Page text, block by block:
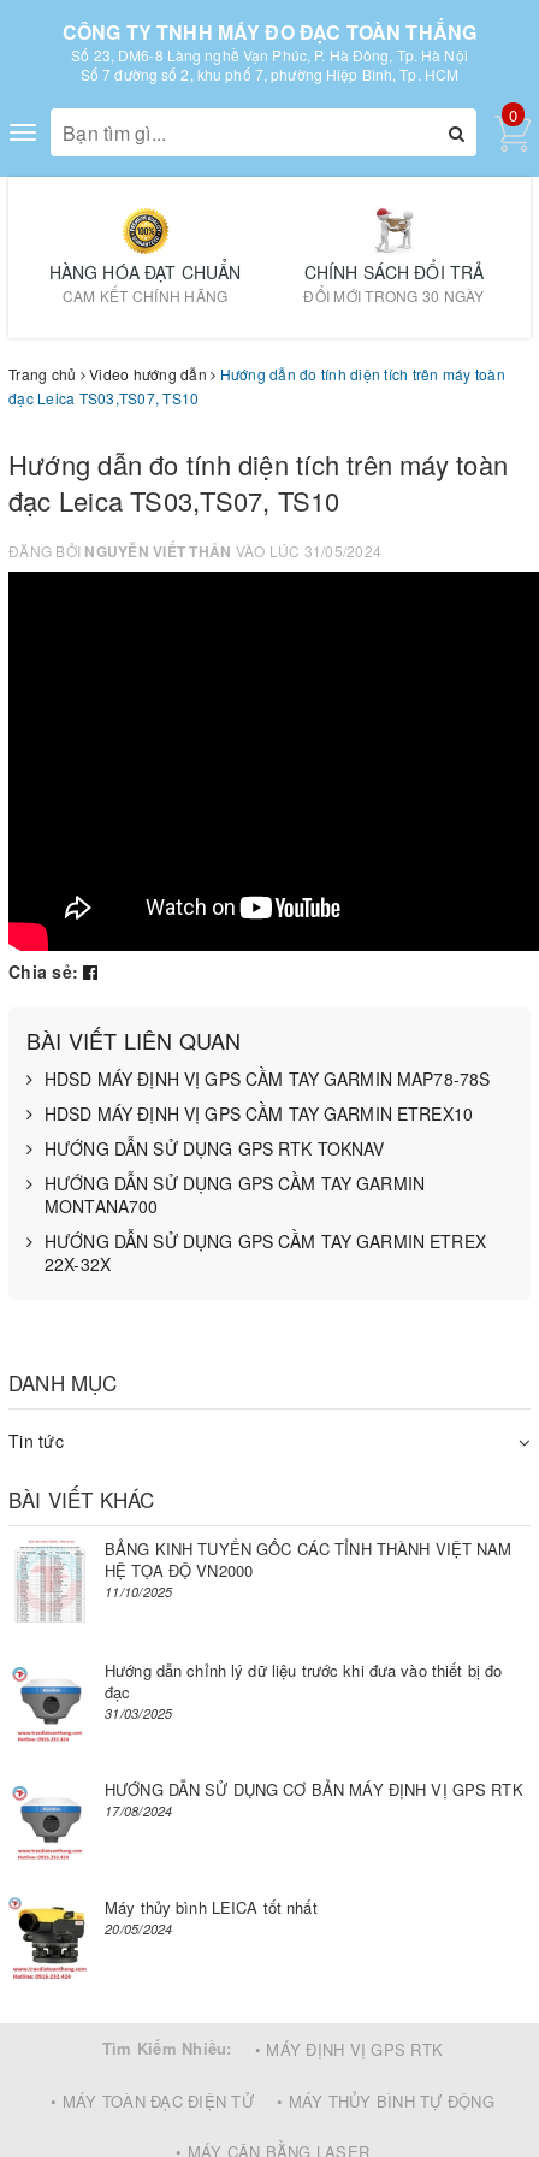
CÔNG TY TNHH MÁY ĐO ĐẠC TOÀN THẮNG
Số 23, DM6-8 Làng nghề Vạn Phúc, P. Hà Đông, Tp. Hà Nội
Số 7 đường số 2, khu phố 7, phường Hiệp Bình, Tp. HCM
Toggle
navigation
0
HÀNG HÓA ĐẠT CHUẨN
CAM KẾT CHÍNH HÃNG
CHÍNH SÁCH ĐỔI TRẢ
ĐỔI MỚI TRONG 30 NGÀY
Trang chủ Video hướng dẫn
Hướng dẫn đo tính diện tích trên máy toàn
đạc Leica TS03,TS07, TS10
Hướng dẫn đo tính diện tích trên máy toàn
đạc Leica TS03,TS07, TS10
ĐĂNG BỞI NGUYỄN VIẾT THẢN VÀO LÚC 31/05/2024
Chia sẻ:
BÀI VIẾT LIÊN QUAN
HDSD MÁY ĐỊNH VỊ GPS CẦM TAY GARMIN MAP78-78S
HDSD MÁY ĐỊNH VỊ GPS CẦM TAY GARMIN ETREX10
HƯỚNG DẪN SỬ DỤNG GPS RTK TOKNAV
HƯỚNG DẪN SỬ DỤNG GPS CẦM TAY GARMIN
MONTANA700
HƯỚNG DẪN SỬ DỤNG GPS CẦM TAY GARMIN ETREX
22X-32X
DANH MỤC
Tin tức
BÀI VIẾT KHÁC
BẢNG KINH TUYẾN GỐC CÁC TỈNH THÀNH VIỆT NAM
HỆ TỌA ĐỘ VN2000
11/10/2025
Hướng dẫn chỉnh lý dữ liệu trước khi đưa vào thiết bị đo
đạc
31/03/2025
HƯỚNG DẪN SỬ DỤNG CƠ BẢN MÁY ĐỊNH VỊ GPS RTK
17/08/2024
Máy thủy bình LEICA tốt nhất
20/05/2024
Tìm Kiếm Nhiều: • MÁY ĐỊNH VỊ GPS RTK
• MÁY TOÀN ĐẠC ĐIỆN TỬ • MÁY THỦY BÌNH TỰ ĐỘNG
• MÁY CÂN BẰNG LASER